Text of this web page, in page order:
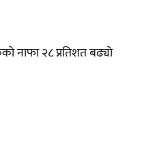
नाफा २८ प्रतिशत बढ्यो